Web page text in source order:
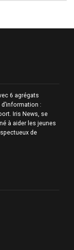
6 agrégats
:
Iris News, se
à aider les jeunes
de